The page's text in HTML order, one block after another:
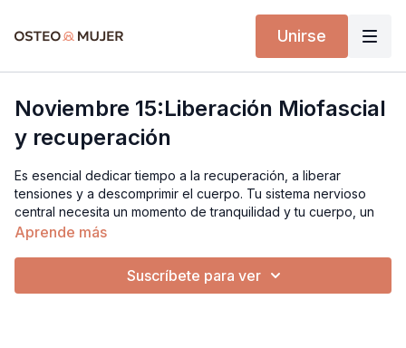
Unirse
Noviembre 15:Liberación Miofascial
y recuperación
Es esencial dedicar tiempo a la recuperación, a liberar
tensiones y a descomprimir el cuerpo. Tu sistema nervioso
central necesita un momento de tranquilidad y tu cuerpo, un
respiro.
Así como el trabajo de fuerza, la carga y el impacto son vitales
para la salud ósea, tu sistema musculoesquelético requiere
Aprende más
Suscríbete para ver